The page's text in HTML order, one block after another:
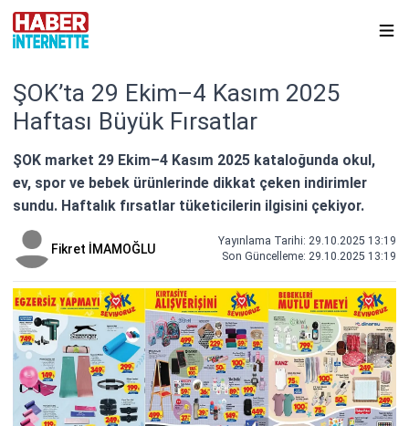
ŞOK’ta 29 Ekim–4 Kasım 2025
Haftası Büyük Fırsatlar
ŞOK market 29 Ekim–4 Kasım 2025 kataloğunda okul,
ev, spor ve bebek ürünlerinde dikkat çeken indirimler
sundu. Haftalık fırsatlar tüketicilerin ilgisini çekiyor.
Fikret İMAMOĞLU
Yayınlama Tarihi: 29.10.2025 13:19
Son Güncelleme: 29.10.2025 13:19